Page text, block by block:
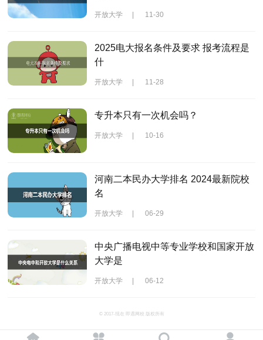
开放大学 | 11-30
2025电大报名条件及要求 报考流程是
什
开放大学 | 11-28
专升本只有一次机会吗？
开放大学 | 10-16
河南二本民办大学排名 2024最新院校
名
开放大学 06-29
中央广播电视中等专业学校和国家开放
大学是
开放大学 06-12
© 2017-现在 即遇网校 版权所有